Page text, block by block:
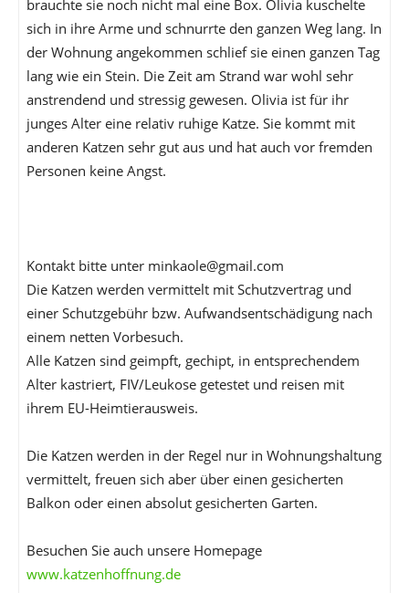
brauchte sie noch nicht mal eine Box. Olivia kuschelte
sich in ihre Arme und schnurrte den ganzen Weg lang. In
der Wohnung angekommen schlief sie einen ganzen Tag
lang wie ein Stein. Die Zeit am Strand war wohl sehr
anstrendend und stressig gewesen. Olivia ist für ihr
junges Alter eine relativ ruhige Katze. Sie kommt mit
anderen Katzen sehr gut aus und hat auch vor fremden
Personen keine Angst.
Kontakt bitte unter minkaole@gmail.com
Die Katzen werden vermittelt mit Schutzvertrag und
einer Schutzgebühr bzw. Aufwandsentschädigung nach
einem netten Vorbesuch.
Alle Katzen sind geimpft, gechipt, in entsprechendem
Alter kastriert, FIV/Leukose getestet und reisen mit
ihrem EU-Heimtierausweis.
Die Katzen werden in der Regel nur in Wohnungshaltung
vermittelt, freuen sich aber über einen gesicherten
Balkon oder einen absolut gesicherten Garten.
Besuchen Sie auch unsere Homepage
www.katzenhoffnung.de